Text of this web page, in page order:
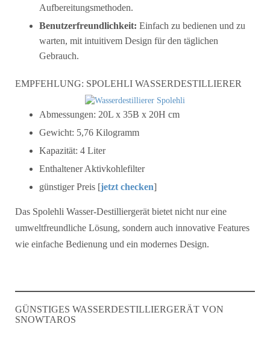
Aufbereitungsmethoden.
Benutzerfreundlichkeit: Einfach zu bedienen und zu
warten, mit intuitivem Design für den täglichen
Gebrauch.
EMPFEHLUNG: SPOLEHLI WASSERDESTILLIERER
Abmessungen: 20L x 35B x 20H cm
Gewicht: 5,76 Kilogramm
Kapazität: 4 Liter
Enthaltener Aktivkohlefilter
günstiger Preis [jetzt checken]
Das Spolehli Wasser-Destilliergerät bietet nicht nur eine
umweltfreundliche Lösung, sondern auch innovative Features
wie einfache Bedienung und ein modernes Design.
GÜNSTIGES WASSERDESTILLIERGERÄT VON
SNOWTAROS